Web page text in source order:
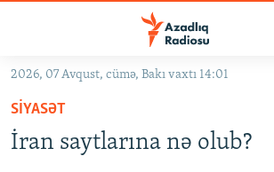
Əsas
qayıt
Əsas
naviqasiyaya
GÜNDƏM
KORRUPSIOMETR
2026, 07 Avqust, cümə, Bakı vaxtı 14:01
SIYASƏT
İran saytlarına nə olub?